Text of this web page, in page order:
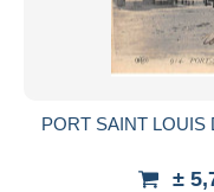
PORT SAINT LOUIS
±